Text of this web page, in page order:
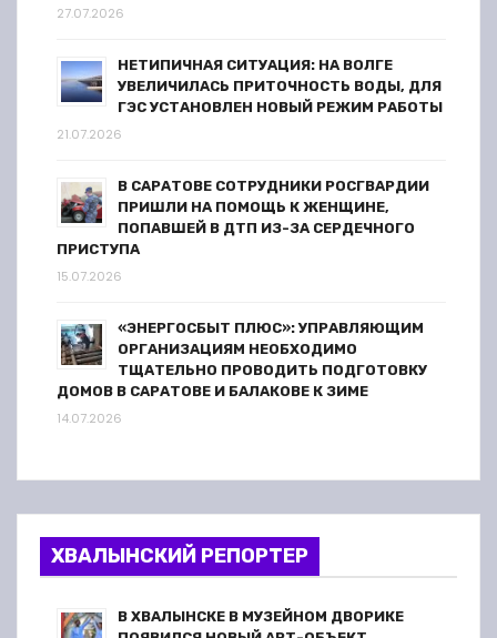
27.07.2026
НЕТИПИЧНАЯ СИТУАЦИЯ: НА ВОЛГЕ
УВЕЛИЧИЛАСЬ ПРИТОЧНОСТЬ ВОДЫ, ДЛЯ
ГЭС УСТАНОВЛЕН НОВЫЙ РЕЖИМ РАБОТЫ
21.07.2026
В САРАТОВЕ СОТРУДНИКИ РОСГВАРДИИ
ПРИШЛИ НА ПОМОЩЬ К ЖЕНЩИНЕ,
ПОПАВШЕЙ В ДТП ИЗ-ЗА СЕРДЕЧНОГО
ПРИСТУПА
15.07.2026
«ЭНЕРГОСБЫТ ПЛЮС»: УПРАВЛЯЮЩИМ
ОРГАНИЗАЦИЯМ НЕОБХОДИМО
ТЩАТЕЛЬНО ПРОВОДИТЬ ПОДГОТОВКУ
ДОМОВ В САРАТОВЕ И БАЛАКОВЕ К ЗИМЕ
14.07.2026
ХВАЛЫНСКИЙ РЕПОРТЕР
В ХВАЛЫНСКЕ В МУЗЕЙНОМ ДВОРИКЕ